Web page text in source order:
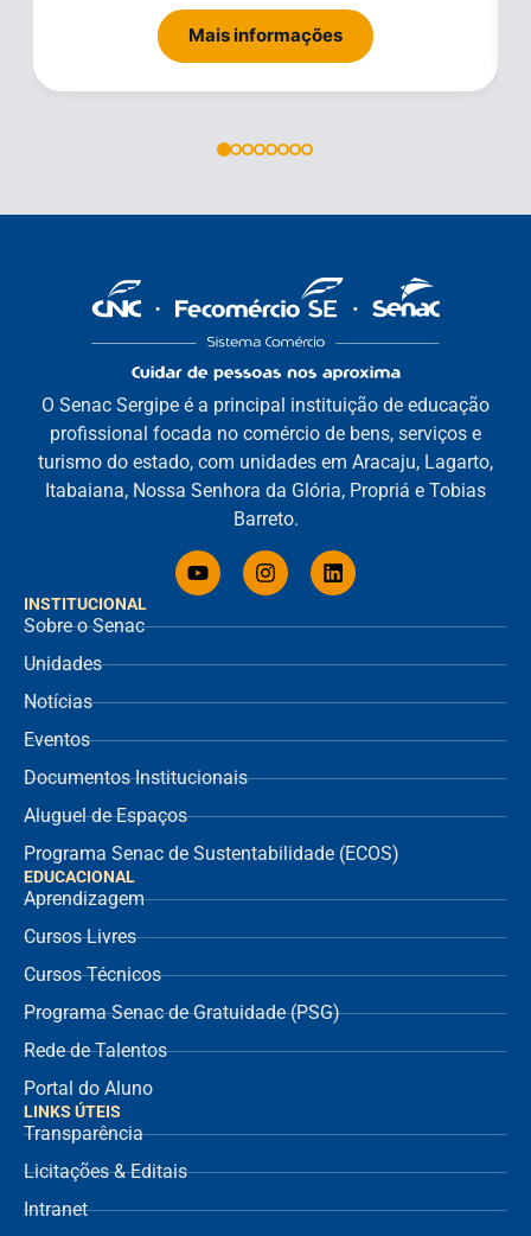
Mais informações
INSTITUCIONAL
Sobre o Senac
Unidades
Notícias
Eventos
Documentos Institucionais
Aluguel de Espaços
Programa Senac de Sustentabilidade (ECOS)
EDUCACIONAL
Aprendizagem
Cursos Livres
Cursos Técnicos
Programa Senac de Gratuidade (PSG)
Rede de Talentos
Portal do Aluno
O Senac Sergipe é a principal instituição de educação
profissional focada no comércio de bens, serviços e
turismo do estado, com unidades em Aracaju, Lagarto,
Itabaiana, Nossa Senhora da Glória, Propriá e Tobias
Barreto.
LINKS ÚTEIS
Transparência
Licitações & Editais
Intranet